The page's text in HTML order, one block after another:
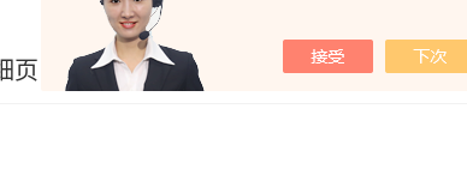
你的位置： 产品展示
页